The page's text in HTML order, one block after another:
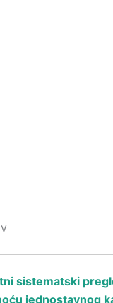
sistematski
jednostavnog